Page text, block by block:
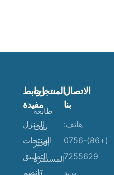
روابط
مفيدة
المنزل
المنتجات
التطبيق
انضم
المنتجات
طابعة
نفث
الحبر
المستمرة
الاتصال
بنا
هاتف:
(+86)-0756
7255629
بريد